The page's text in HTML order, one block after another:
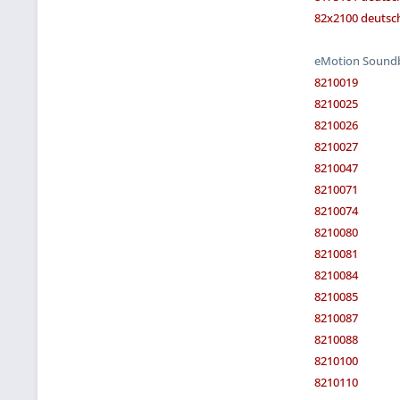
82x2100
eMotion
8210019
8210025
8210026
8210027
8210047
8210071
8210074
8210080
8210081
8210084
8210085
8210087
8210088
8210100
8210110